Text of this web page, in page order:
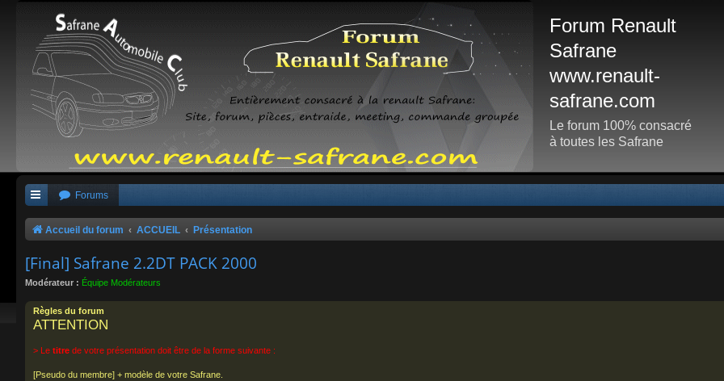
Forum Renault
Safrane
www.renault-
safrane.com
Le forum 100% consacré
à toutes les Safrane
Forums
Accueil du forum ACCUEIL Présentation
[Final] Safrane 2.2DT PACK 2000
Modérateur : Équipe Modérateurs
Règles du forum
ATTENTION
> Le titre de votre présentation doit être de la forme suivante :
[Pseudo du membre] + modèle de votre Safrane.